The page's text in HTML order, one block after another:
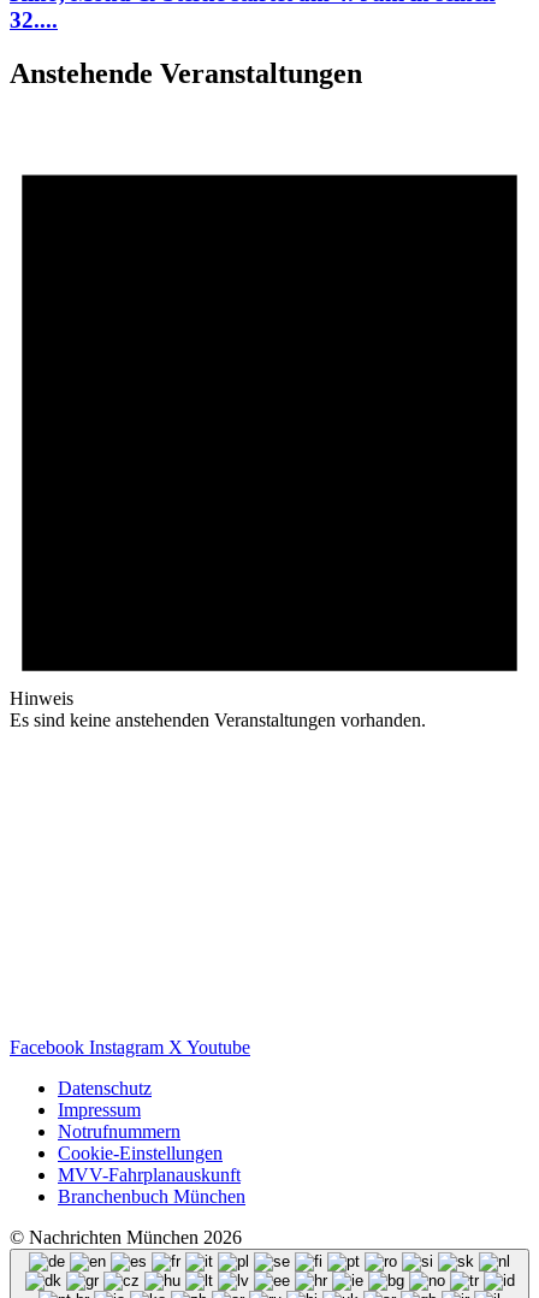
32....
Anstehende Veranstaltungen
Hinweis
Es sind keine anstehenden Veranstaltungen vorhanden.
Facebook Instagram X Youtube
Datenschutz
Impressum
Notrufnummern
Cookie-Einstellungen
MVV-Fahrplanauskunft
Branchenbuch München
© Nachrichten München 2026